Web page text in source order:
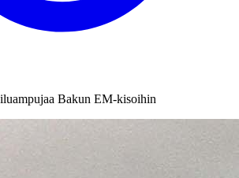
Bakun EM-kisoihin